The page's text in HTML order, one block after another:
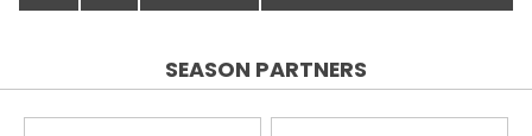
SEASON PARTNERS